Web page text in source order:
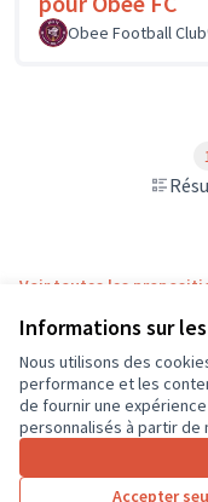
Informations sur
Nous utilisons des
performance et les
de fournir une
personnalisés à partir de
Accepter
Obee Football Club
Voir toutes les
Conditions d'utilisation
Paramètres des cookies
CD37 sur X
(Lien externe)
CD37 sur Facebook
CD37 surCD37 sur
(Lien